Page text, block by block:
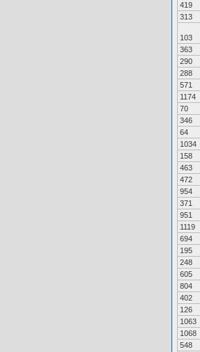
419
313
103
363
290
288
571
1174
70
346
64
1034
158
463
472
954
371
951
1119
694
195
248
605
804
402
126
1063
1068
548